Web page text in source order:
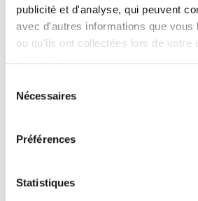
publicité et d'analyse, qui peuvent
avec d'autres informations que vous
ou qu'ils ont collectées lors de votre
Nécessaires
Préférences
Statistiques
promote p53 SUMOylation and
stabilization. These results
key tumor suppressors and
PML NBs as SUMOylation
Membres